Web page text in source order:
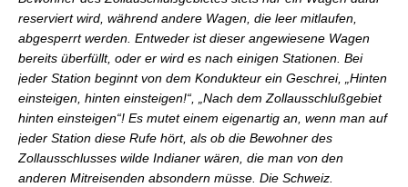
reserviert wird, während andere Wagen, die leer mitlaufen,
abgesperrt werden. Entweder ist dieser angewiesene Wagen
bereits überfüllt, oder er wird es nach einigen Stationen. Bei
jeder Station beginnt von dem Kondukteur ein Geschrei, „Hinten
einsteigen, hinten einsteigen!“, „Nach dem Zollausschlußgebiet
hinten einsteigen“! Es mutet einem eigenartig an, wenn man auf
jeder Station diese Rufe hört, als ob die Bewohner des
Zollausschlusses wilde Indianer wären, die man von den
anderen Mitreisenden absondern müsse. Die Schweiz.